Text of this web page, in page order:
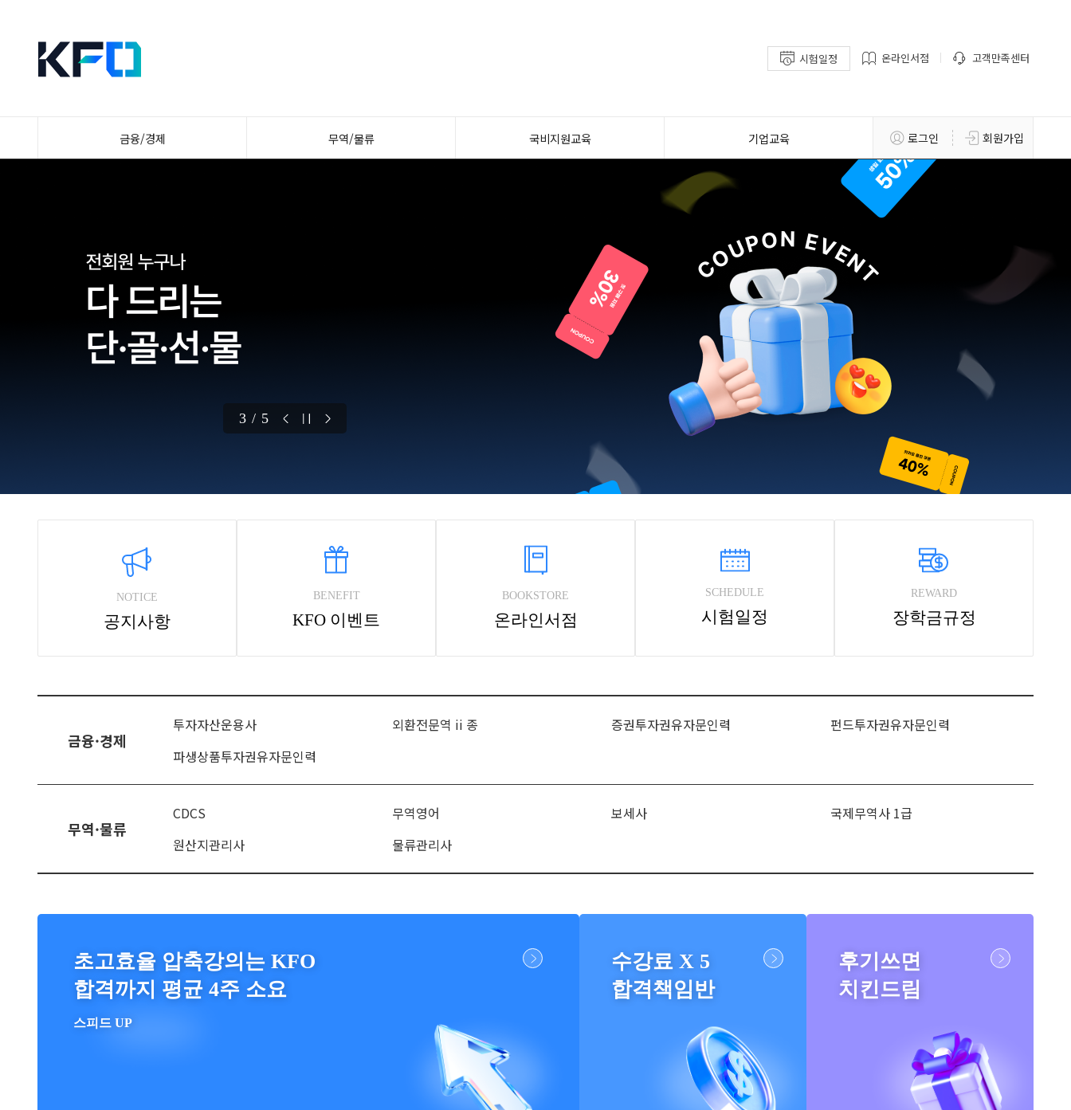
시험일정 온라인서점 고객만족센터
금융/경제 무역/물류 국비지원교육 기업교육 로그인 회원가입
3 / 5
NOTICE
공지사항
BENEFIT
KFO 이벤트
BOOKSTORE
온라인서점
SCHEDULE
시험일정
REWARD
장학금규정
금융·경제
투자자산운용사 외환전문역 ii 종 증권투자권유자문인력
펀드투자권유자문인력
파생상품투자권유자문인력
무역·물류
CDCS 무역영어 보세사
국제무역사 1급
원산지관리사
물류관리사
초고효율 압축강의는 KFO
합격까지 평균 4주 소요
스피드 UP
수강료 X 5
합격책임반
후기쓰면
치킨드림